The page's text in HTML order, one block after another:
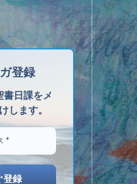
登録
書日課をメ
します。